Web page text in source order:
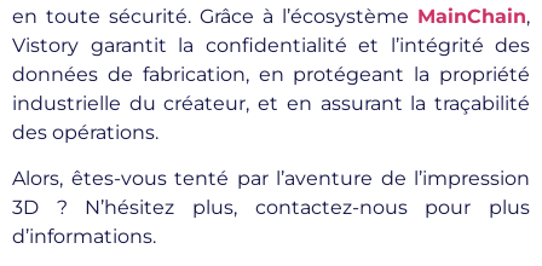
en toute sécurité. Grâce à l’écosystème MainChain,
Vistory garantit la confidentialité et l’intégrité des
données de fabrication, en protégeant la propriété
industrielle du créateur, et en assurant la traçabilité
des opérations.
Alors, êtes-vous tenté par l’aventure de l’impression
3D ? N’hésitez plus, contactez-nous pour plus
d’informations.